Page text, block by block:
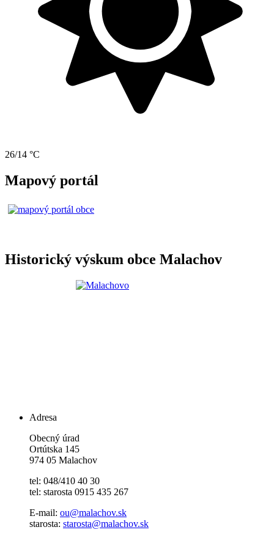
26/14 °C
Mapový portál
Historický výskum obce Malachov
Adresa
Obecný úrad
Ortútska 145
974 05 Malachov
tel: 048/410 40 30
tel: starosta 0915 435 267
E-mail: ou@malachov.sk
starosta: starosta@malachov.sk